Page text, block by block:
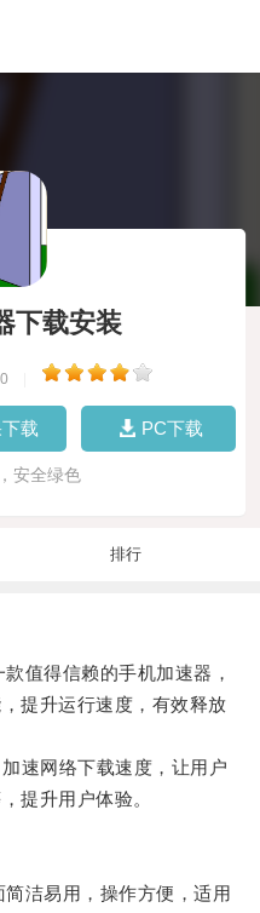
下载安装
载 PC下载
安全绿色
排行
值得信赖的手机加速器，
提升运行速度，有效释放
网络下载速度，让用户
提升用户体验。
洁易用，操作方便，适用